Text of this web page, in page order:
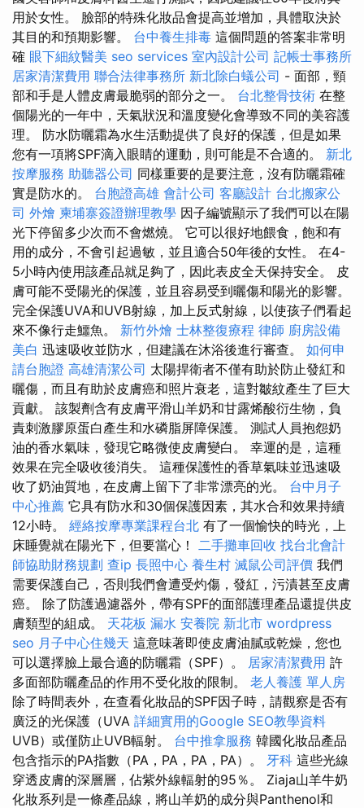
用於女性。 臉部的特殊化妝品會提高並增加，具體取決於
其目的和預期影響。 台中養生排毒 這個問題的答案非常明
確 眼下細紋醫美 seo services 室內設計公司 記帳士事務所
居家清潔費用 聯合法律事務所 新北除白蟻公司 - 面部，頸
部和手是人體皮膚最脆弱的部分之一。 台北整骨技術 在整
個陽光的一年中，天氣狀況和溫度變化會導致不同的美容護
理。 防水防曬霜為水生活動提供了良好的保護，但是如果
您有一項將SPF滴入眼睛的運動，則可能是不合適的。 新北
按摩服務 助聽器公司 同樣重要的是要注意，沒有防曬霜確
實是防水的。 台胞證高雄 會計公司 客廳設計 台北搬家公
司 外燴 柬埔寨簽證辦理教學 因子編號顯示了我們可以在陽
光下停留多少次而不會燃燒。 它可以很好地餵食，飽和有
用的成分，不會引起過敏，並且適合50年後的女性。 在4-
5小時內使用該產品就足夠了，因此表皮全天保持安全。 皮
膚可能不受陽光的保護，並且容易受到曬傷和陽光的影響。
完全保護UVA和UVB射線，加上反式射線，以使孩子們看起
來不像行走鱷魚。 新竹外燴 士林整復療程 律師 廚房設備
美白 迅速吸收並防水，但建議在沐浴後進行審查。 如何申
請台胞證 高雄清潔公司 太陽捍衛者不僅有助於防止發紅和
曬傷，而且有助於皮膚癌和照片衰老，這對皺紋產生了巨大
貢獻。 該製劑含有皮膚平滑山羊奶和甘露烯酸衍生物，負
責刺激膠原蛋白產生和水磷脂屏障保護。 測試人員抱怨奶
油的香水氣味，發現它略微使皮膚變白。 幸運的是，這種
效果在完全吸收後消失。 這種保護性的香草氣味並迅速吸
收了奶油質地，在皮膚上留下了非常漂亮的光。 台中月子
中心推薦 它具有防水和30個保護因素，其水合和效果持續
12小時。 經絡按摩專業課程台北 有了一個愉快的時光，上
床睡覺就在陽光下，但要當心！ 二手攤車回收 找台北會計
師協助財務規劃 查ip 長照中心 養生村 滅鼠公司評價 我們
需要保護自己，否則我們會遭受灼傷，發紅，污漬甚至皮膚
癌。 除了防護過濾器外，帶有SPF的面部護理產品還提供皮
膚類型的組成。 天花板 漏水 安養院 新北市 wordpress
seo 月子中心住幾天 這意味著即使皮膚油膩或乾燥，您也
可以選擇臉上最合適的防曬霜（SPF）。 居家清潔費用 許
多面部防曬產品的作用不受化妝的限制。 老人養護 單人房
除了時間表外，在查看化妝品的SPF因子時，請觀察是否有
廣泛的光保護（UVA 詳細實用的Google SEO教學資料
UVB）或僅防止UVB輻射。 台中推拿服務 韓國化妝品產品
包含指示的PA指數（PA，PA，PA，PA）。 牙科 這些光線
穿透皮膚的深層層，佔紫外線輻射的95％。 Ziaja山羊牛奶
化妝系列是一條產品線，將山羊奶的成分與Panthenol和